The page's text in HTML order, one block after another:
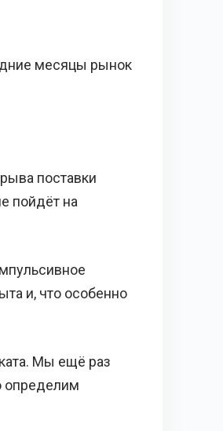
месяцы рынок
поставки
пойдёт на
и, что особенно
Мы ещё раз
определим